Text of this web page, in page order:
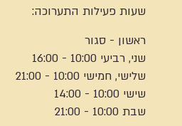
שעות פעילות התערוכה:
ראשון - סגור
שני, רביעי 10:00 - 16:00
שלישי, חמישי 10:00 - 21:00
שישי 10:00 - 14:00
שבת 10:00 - 21:00